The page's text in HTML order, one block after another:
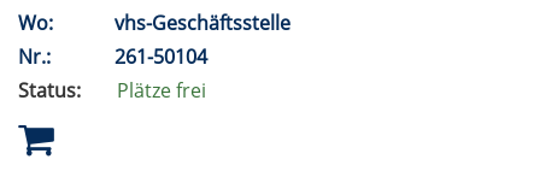
Wo:
vhs-Geschäftsstelle
Nr.:
261-50104
Status:
Plätze frei